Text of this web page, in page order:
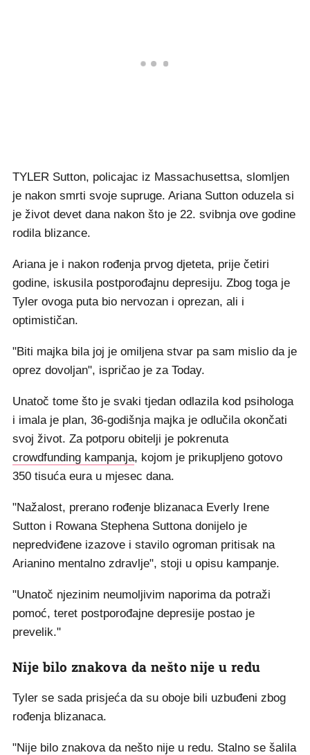
TYLER Sutton, policajac iz Massachusettsa, slomljen
je nakon smrti svoje supruge. Ariana Sutton oduzela si
je život devet dana nakon što je 22. svibnja ove godine
rodila blizance.
Ariana je i nakon rođenja prvog djeteta, prije četiri
godine, iskusila postporođajnu depresiju. Zbog toga je
Tyler ovoga puta bio nervozan i oprezan, ali i
optimističan.
"Biti majka bila joj je omiljena stvar pa sam mislio da je
oprez dovoljan", ispričao je za Today.
Unatoč tome što je svaki tjedan odlazila kod psihologa
i imala je plan, 36-godišnja majka je odlučila okončati
svoj život. Za potporu obitelji je pokrenuta
crowdfunding kampanja, kojom je prikupljeno gotovo
350 tisuća eura u mjesec dana.
"Nažalost, prerano rođenje blizanaca Everly Irene
Sutton i Rowana Stephena Suttona donijelo je
nepredviđene izazove i stavilo ogroman pritisak na
Arianino mentalno zdravlje", stoji u opisu kampanje.
"Unatoč njezinim neumoljivim naporima da potraži
pomoć, teret postporođajne depresije postao je
prevelik."
Nije bilo znakova da nešto nije u redu
Tyler se sada prisjeća da su oboje bili uzbuđeni zbog
rođenja blizanaca.
"Nije bilo znakova da nešto nije u redu. Stalno se šalila